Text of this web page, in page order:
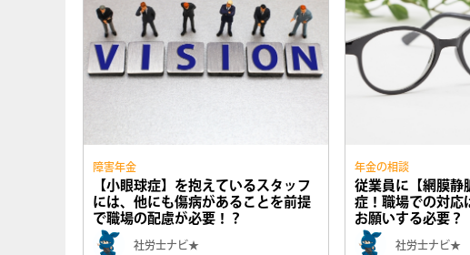
障害年金
【小眼球症】を抱えているスタッフ
には、他にも傷病があることを前提
で職場の配慮が必要！？
社労士ナビ★
年金の相談
従業員に【網膜静
症！職場での対応
お願いする必要？
社労士ナビ★